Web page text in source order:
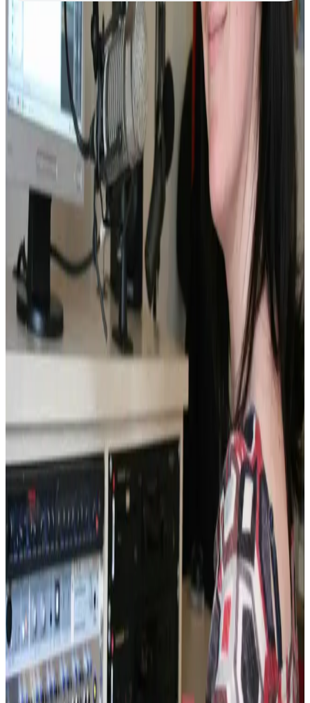
Personnes en lien avec l'article
Aurélie Flahaut Arnaud Elégoët
Collégiens de Diwan du Relecq-
Produits en rapport